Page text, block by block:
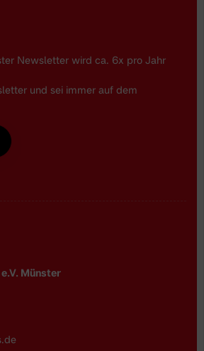
Newsletter wird ca. 6x pro Jahr
und sei immer auf dem
Münster